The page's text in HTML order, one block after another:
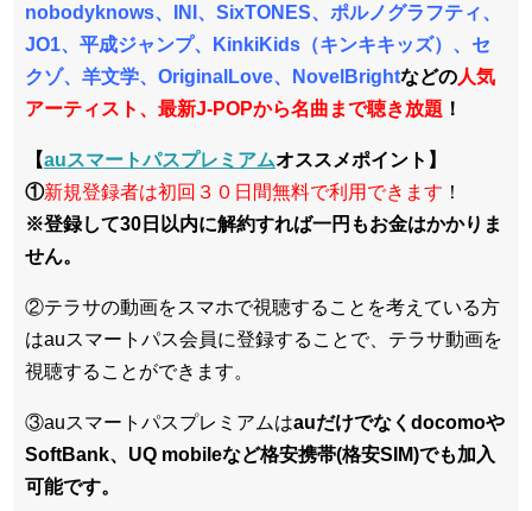
nobodyknows、INI、SixTONES、ポルノグラフティ、
JO1、平成ジャンプ、KinkiKids（キンキキッズ）、セ
クゾ、羊文学、OriginalLove、NovelBrightなどの人気
アーティスト、最新J-POPから名曲まで聴き放題 ！
【auスマートパスプレミアムオススメポイント】
①新規登録者は初回３０日間無料で利用できます ！
※登録して30日以内に解約すれば一円もお金はかかりま
せん。
②テラサの動画をスマホで視聴することを考えている方
はauスマートパス会員に登録することで、テラサ動画を
視聴することができます。
③auスマートパスプレミアムはauだけでなくdocomoや
SoftBank、UQ mobileなど格安携帯(格安SIM)でも加入
可能です。